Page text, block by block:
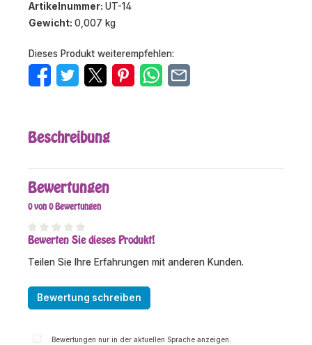
Artikelnummer: UT-14
Gewicht: 0,007 kg
Dieses Produkt weiterempfehlen:
Beschreibung
Bewertungen
0 von 0 Bewertungen
Durchschnittliche Bewertung von 0 von 5 Sternen
Bewerten Sie dieses Produkt!
Teilen Sie Ihre Erfahrungen mit anderen Kunden.
Bewertung schreiben
Bewertungen nur in der aktuellen Sprache anzeigen.